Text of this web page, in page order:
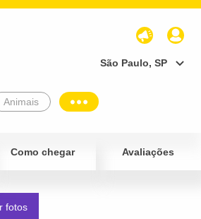
São Paulo, SP
Animais
Como chegar Avaliações
fotos